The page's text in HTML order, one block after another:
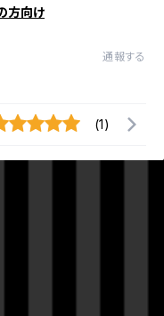
方向け
通報する
(1)